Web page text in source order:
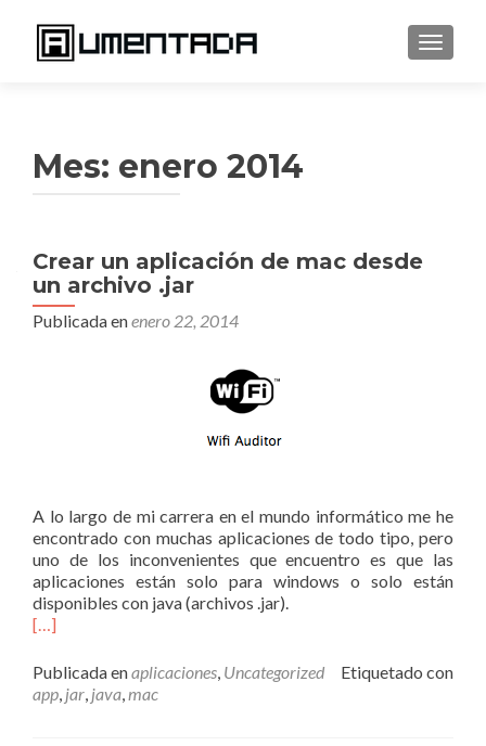
Mes: enero 2014
Crear un aplicación de mac desde
un archivo .jar
Publicada enenero 22, 2014
A lo largo de mi carrera en el mundo informático me he
encontrado con muchas aplicaciones de todo tipo, pero
uno de los inconvenientes que encuentro es que las
aplicaciones están solo para windows o solo están
disponibles con java (archivos .jar).
[…]
Publicada enaplicaciones, Uncategorized
Etiquetado con
app, jar, java,mac